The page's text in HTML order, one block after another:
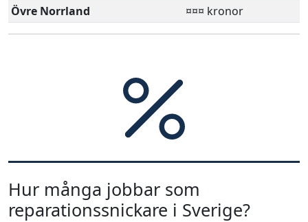
Övre Norrland
¤¤¤ kronor
Hur många jobbar som
reparationssnickare i Sverige?